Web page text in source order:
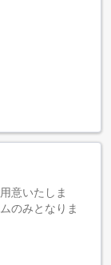
意いたしま
のみとなりま